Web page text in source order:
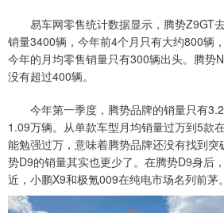
易车网零售统计数据显示，腾势Z9GT
销量3400辆，今年前4个月只有大约800辆
今年的月均零售销量只有300辆出头。腾势
没有超过400辆。
今年第一季度，腾势品牌的销量只有
1.09万辆。从单款车型月均销量过万到5款
能勉强过万，意味着腾势品牌还没有找到
势D9的销量其实也更少了。在腾势D9身后
近，小鹏X9和极氪009在纯电市场名列前茅。